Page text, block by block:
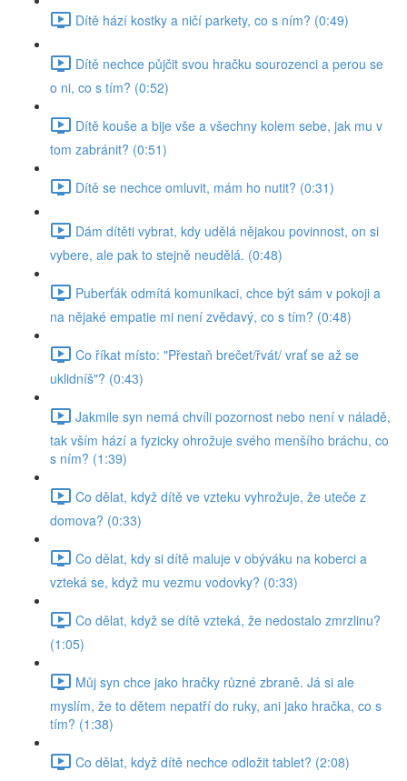
Dítě hází kostky a ničí parkety, co s ním? (0:49)
Dítě nechce půjčit svou hračku sourozenci a perou se
o ni, co s tím? (0:52)
Dítě kouše a bije vše a všechny kolem sebe, jak mu v
tom zabránit? (0:51)
Dítě se nechce omluvit, mám ho nutit? (0:31)
Dám dítěti vybrat, kdy udělá nějakou povinnost, on si
vybere, ale pak to stejně neudělá. (0:48)
Puberťák odmítá komunikaci, chce být sám v pokoji a
na nějaké empatie mi není zvědavý, co s tím? (0:48)
Co říkat místo: "Přestaň brečet/řvát/ vrať se až se
uklidníš"? (0:43)
Jakmile syn nemá chvíli pozornost nebo není v náladě,
tak vším hází a fyzicky ohrožuje svého menšího bráchu, co
s ním? (1:39)
Co dělat, když dítě ve vzteku vyhrožuje, že uteče z
domova? (0:33)
Co dělat, kdy si dítě maluje v obýváku na koberci a
vzteká se, když mu vezmu vodovky? (0:33)
Co dělat, když se dítě vzteká, že nedostalo zmrzlinu?
(1:05)
Můj syn chce jako hračky různé zbraně. Já si ale
myslím, že to dětem nepatří do ruky, ani jako hračka, co s
tím? (1:38)
Co dělat, když dítě nechce odložit tablet? (2:08)